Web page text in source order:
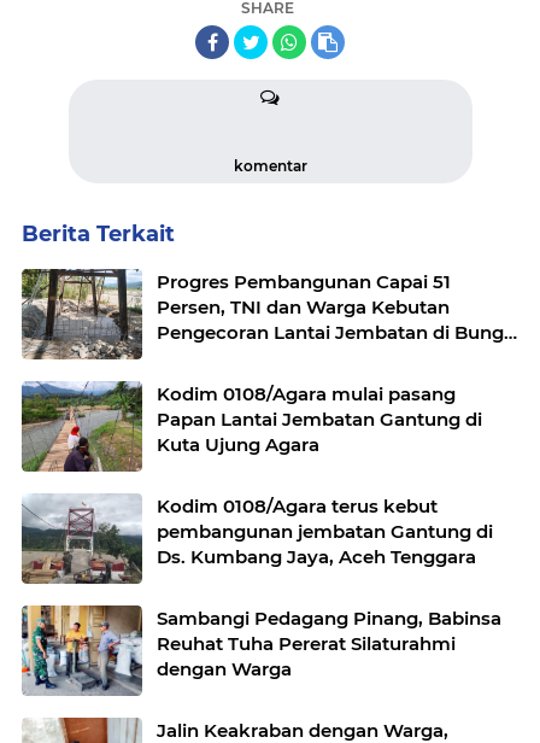
SHARE
komentar
Berita Terkait
Progres Pembangunan Capai 51
Persen, TNI dan Warga Kebutan
Pengecoran Lantai Jembatan di Bunga
Kodim 0108/Agara mulai pasang
Papan Lantai Jembatan Gantung di
Kuta Ujung Agara
Kodim 0108/Agara terus kebut
pembangunan jembatan Gantung di
Ds. Kumbang Jaya, Aceh Tenggara
Sambangi Pedagang Pinang, Babinsa
Reuhat Tuha Pererat Silaturahmi
dengan Warga
Jalin Keakraban dengan Warga,